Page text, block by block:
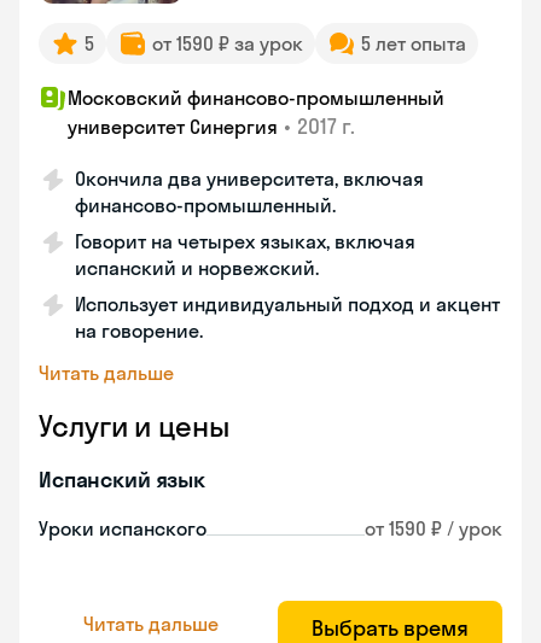
5 от 1590 ₽ за урок 5 лет опыта
Московский финансово-промышленный
университет Синергия • 2017 г.
Окончила два университета, включая
финансово-промышленный.
Говорит на четырех языках, включая
испанский и норвежский.
Использует индивидуальный подход и акцент
на говорение.
Читать дальше
Услуги и цены
Испанский язык
Уроки испанского от 1590 ₽ / урок
Читать дальше Выбрать время